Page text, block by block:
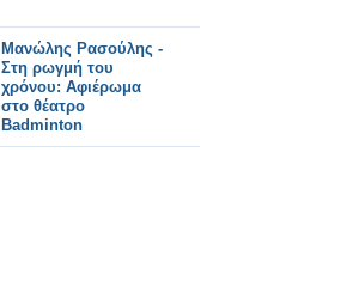
Μανώλης Ρασούλης -
Στη ρωγμή του
χρόνου: Αφιέρωμα
στο θέατρο
Badminton